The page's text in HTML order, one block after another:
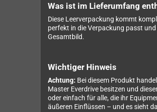
Was ist im Lieferumfang
Diese Leerverpackung kommt
perfekt in die Verpackung passt
Gesamtbild.
Wichtiger Hinweis
Achtung: Bei diesem Produkt
Master Everdrive besitzen und
oder einfach für alle, die ihr
äußeren Einflüssen – und es sieht